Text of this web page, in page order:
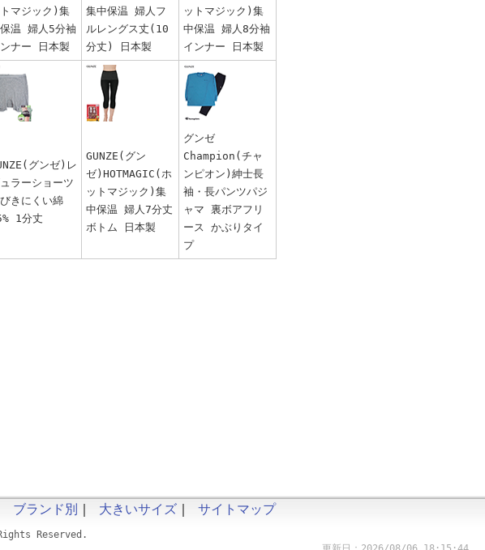
マジック)集
温 婦人5分袖
ナー 日本製
集中保温 婦人フ
ルレングス丈(10
分丈) 日本製
ットマジック)集
中保温 婦人8分袖
インナー 日本製
グンゼ)レ
ラーショーツ
きにくい綿
1分丈
GUNZE(グン
ゼ)HOTMAGIC(ホ
ットマジック)集
中保温 婦人7分丈
ボトム 日本製
グンゼ
Champion(チャ
ンピオン)紳士長
袖・長パンツパジ
ャマ 裏ボアフリ
ース かぶりタイ
プ
ブランド別 ｜ 大きいサイズ ｜ サイトマップ
Reserved.